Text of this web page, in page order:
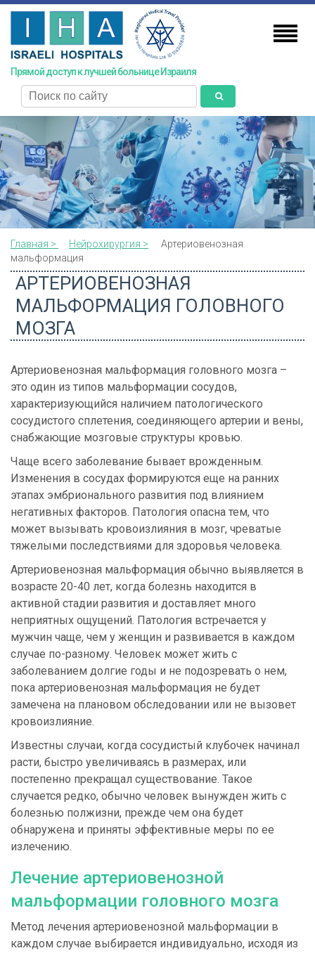
Skip
main
content
Прямой доступ к лучшей больнице Израиля
поиск
Главная > Нейрохирургия >
Артериовенозная
мальформация
АРТЕРИОВЕНОЗНАЯ
МАЛЬФОРМАЦИЯ ГОЛОВНОГО
МОЗГА
Артериовенозная мальформация головного мозга –
это один из типов мальформации сосудов,
характеризующийся наличием патологического
сосудистого сплетения, соединяющего артерии и вены,
снабжающие мозговые структуры кровью.
Чаще всего заболевание бывает врожденным.
Изменения в сосудах формируются еще на ранних
этапах эмбрионального развития под влиянием
негативных факторов. Патология опасна тем, что
может вызывать кровоизлияния в мозг, чреватые
тяжелыми последствиями для здоровья человека.
Артериовенозная мальформация обычно выявляется в
возрасте 20-40 лет, когда болезнь находится в
активной стадии развития и доставляет много
неприятных ощущений. Патология встречается у
мужчин чаще, чем у женщин и развивается в каждом
случае по-разному. Человек может жить с
заболеванием долгие годы и не подозревать о нем,
пока артериовенозная мальформация не будет
замечена на плановом обследовании или не вызовет
кровоизлияние.
Известны случаи, когда сосудистый клубочек начинал
расти, быстро увеличиваясь в размерах, или
постепенно прекращал существование. Такое
случается редко, обычно человек вынужден жить с
болезнью полжизни, прежде чем она будет
обнаружена и приняты эффективные меры по ее
излечению.
Лечение артериовенозной
мальформации головного мозга
Метод лечения артериовенозной мальформации в
каждом случае выбирается индивидуально, исходя из